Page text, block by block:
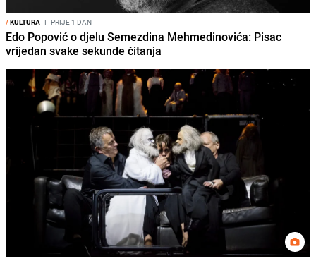
/KULTURA I PRIJE 1 DAN
Edo Popović o djelu Semezdina Mehmedinovića: Pisac
vrijedan svake sekunde čitanja